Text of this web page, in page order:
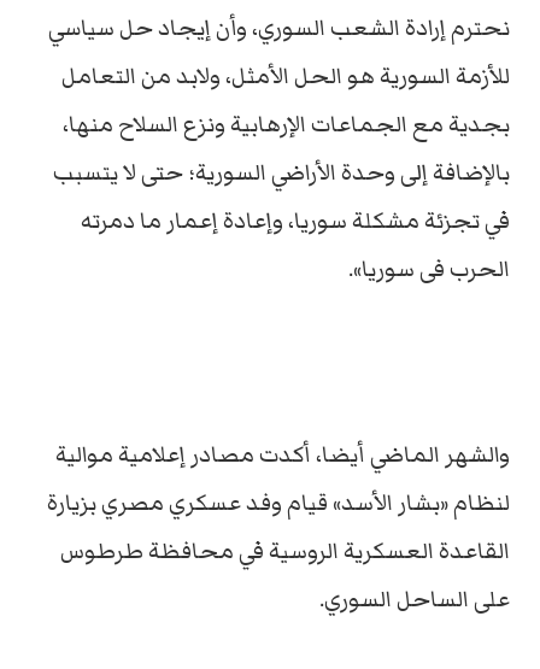
نحترم إرادة الشعب السوري، وأن إيجاد حل سياسي
للأزمة السورية هو الحل الأمثل، ولابد من التعامل
بجدية مع الجماعات الإرهابية ونزع السلاح منها،
بالإضافة إلى وحدة الأراضي السورية؛ حتى لا يتسبب
في تجزئة مشكلة سوريا، وإعادة إعمار ما دمرته
الحرب فى سوريا».
والشهر الماضي أيضا، أكدت مصادر إعلامية موالية
لنظام «بشار الأسد» قيام وفد عسكري مصري بزيارة
القاعدة العسكرية الروسية في محافظة طرطوس
على الساحل السوري.